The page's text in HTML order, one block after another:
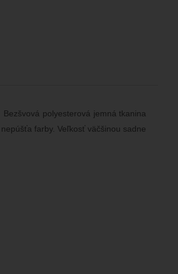
polyesterová jemná tkanina
farby. Veľkosť väčšinou sadne